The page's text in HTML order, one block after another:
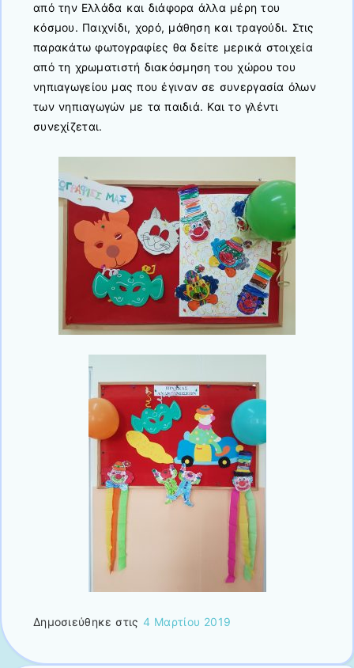
από την Ελλάδα και διάφορα άλλα μέρη του
κόσμου. Παιχνίδι, χορό, μάθηση και τραγούδι. Στις
παρακάτω φωτογραφίες θα δείτε μερικά στοιχεία
από τη χρωματιστή διακόσμηση του χώρου του
νηπιαγωγείου μας που έγιναν σε συνεργασία όλων
των νηπιαγωγών με τα παιδιά. Και το γλέντι
συνεχίζεται.
Δημοσιεύθηκε στις 4 Μαρτίου 2019